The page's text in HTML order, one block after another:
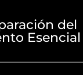
del
Esencial